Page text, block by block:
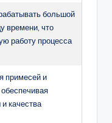
большой
времени, что
работу процесса
примесей и
качества